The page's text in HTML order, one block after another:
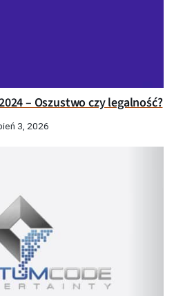
– Oszustwo czy legalność?
3, 2026